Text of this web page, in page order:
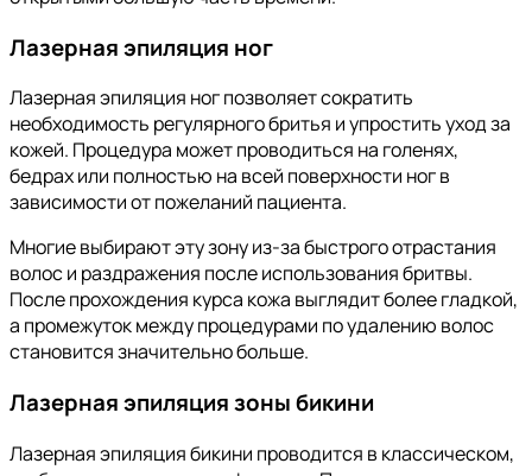
Лазерная эпиляция ног
Лазерная эпиляция ног позволяет сократить
необходимость регулярного бритья и упростить уход за
кожей. Процедура может проводиться на голенях,
бедрах или полностью на всей поверхности ног в
зависимости от пожеланий пациента.
Многие выбирают эту зону из-за быстрого отрастания
волос и раздражения после использования бритвы.
После прохождения курса кожа выглядит более гладкой,
а промежуток между процедурами по удалению волос
становится значительно больше.
Лазерная эпиляция зоны бикини
Лазерная эпиляция бикини проводится в классическом,